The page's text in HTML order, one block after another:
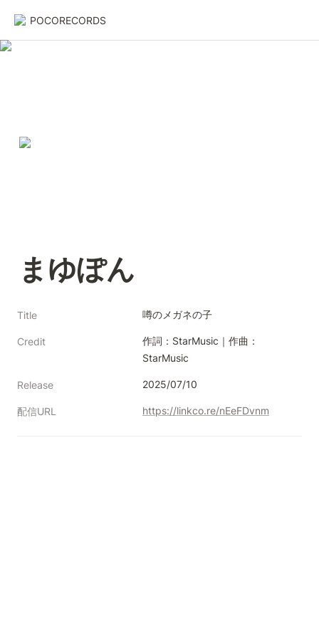
POCORECORDS
まゆぽん
Title
Credit
作詞：StarMusic｜作曲：
StarMusic
Release 2025/07/10
配信URL https://linkco.re/nEeFDvnm